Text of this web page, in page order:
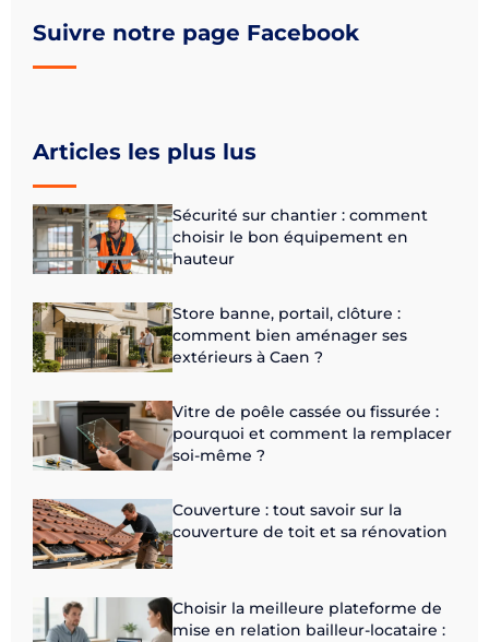
Suivre notre page Facebook
Articles les plus lus
Sécurité sur chantier : comment
choisir le bon équipement en
hauteur
Store banne, portail, clôture :
comment bien aménager ses
extérieurs à Caen ?
Vitre de poêle cassée ou fissurée :
pourquoi et comment la remplacer
soi-même ?
Couverture : tout savoir sur la
couverture de toit et sa rénovation
Choisir la meilleure plateforme de
mise en relation bailleur-locataire :